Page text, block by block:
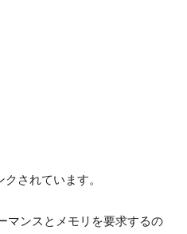
されています。
マンスとメモリを要求するの